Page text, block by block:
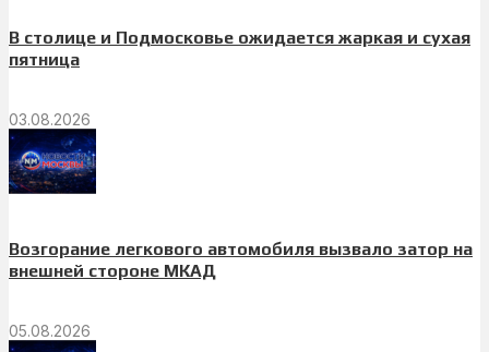
В столице и Подмосковье ожидается жаркая и сухая
пятница
03.08.2026
Возгорание легкового автомобиля вызвало затор на
внешней стороне МКАД
05.08.2026